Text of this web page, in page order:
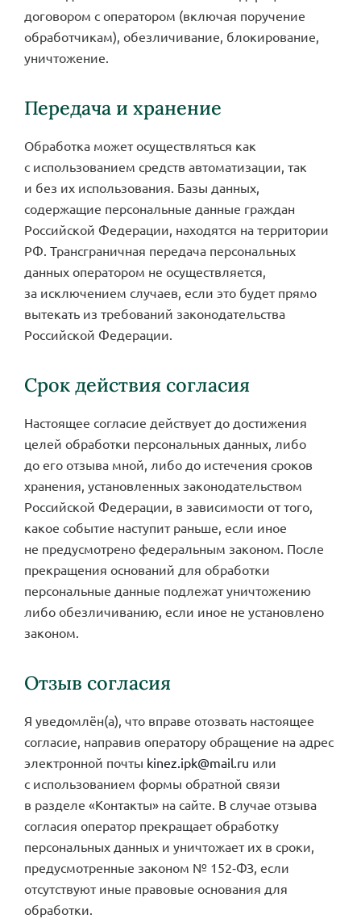
договором с оператором (включая поручение
обработчикам), обезличивание, блокирование,
уничтожение.
Передача и хранение
Обработка может осуществляться как
с использованием средств автоматизации, так
и без их использования. Базы данных,
содержащие персональные данные граждан
Российской Федерации, находятся на территории
РФ. Трансграничная передача персональных
данных оператором не осуществляется,
за исключением случаев, если это будет прямо
вытекать из требований законодательства
Российской Федерации.
Срок действия согласия
Настоящее согласие действует до достижения
целей обработки персональных данных, либо
до его отзыва мной, либо до истечения сроков
хранения, установленных законодательством
Российской Федерации, в зависимости от того,
какое событие наступит раньше, если иное
не предусмотрено федеральным законом. После
прекращения оснований для обработки
персональные данные подлежат уничтожению
либо обезличиванию, если иное не установлено
законом.
Отзыв согласия
Я уведомлён(а), что вправе отозвать настоящее
согласие, направив оператору обращение на адрес
электронной почты kinez.ipk@mail.ru или
с использованием формы обратной связи
в разделе «Контакты» на сайте. В случае отзыва
согласия оператор прекращает обработку
персональных данных и уничтожает их в сроки,
предусмотренные законом № 152‑ФЗ, если
отсутствуют иные правовые основания для
обработки.